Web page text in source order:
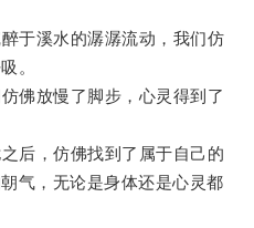
溪水的潺潺流动，我们仿
。
放慢了脚步，心灵得到了
，仿佛找到了属于自己的
气，无论是身体还是心灵都